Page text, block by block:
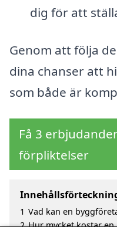
dig för att
Genom att följa
dina chanser att
som både är
Få 3
förpliktelser
1 Vad kan en